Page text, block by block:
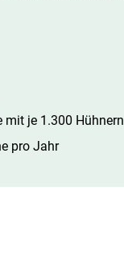
je 1.300 Hühnern
pro Jahr